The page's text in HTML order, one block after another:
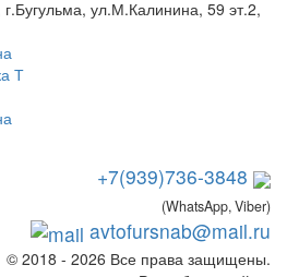
ул.М.Калинина, 59 эт.2,
Т
+7(939)736-3848
(WhatsApp, Viber)
avtofursnab@mail.ru
© 2018 - 2026 Все права защищены.